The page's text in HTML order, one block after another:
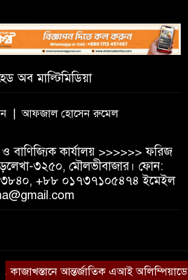
সিলেটে সিভিটেক বিল্ডার্সে বিভিন্ন
পদে জনবল নিয়োগ
হাই কমিশনের কর্মকর্তা পরিচয়ে
ভারতীয় হাই কমিশন
অব মাল্টিমিডিয়া
| আফজাল হোসেন রুমেল
ও বাণিজ্যিক কার্যালয় >>>>>> ফরিজ
৩২৫০, মৌলভীবাজার। ফোন:
+৮৮ ০১৭৩৭১০৫৪৭৪ ইমেইল
© ষাটমা মিডিয়া লিমিটেড
আন্তর্জাতিক এআই অলিম্পিয়াডে